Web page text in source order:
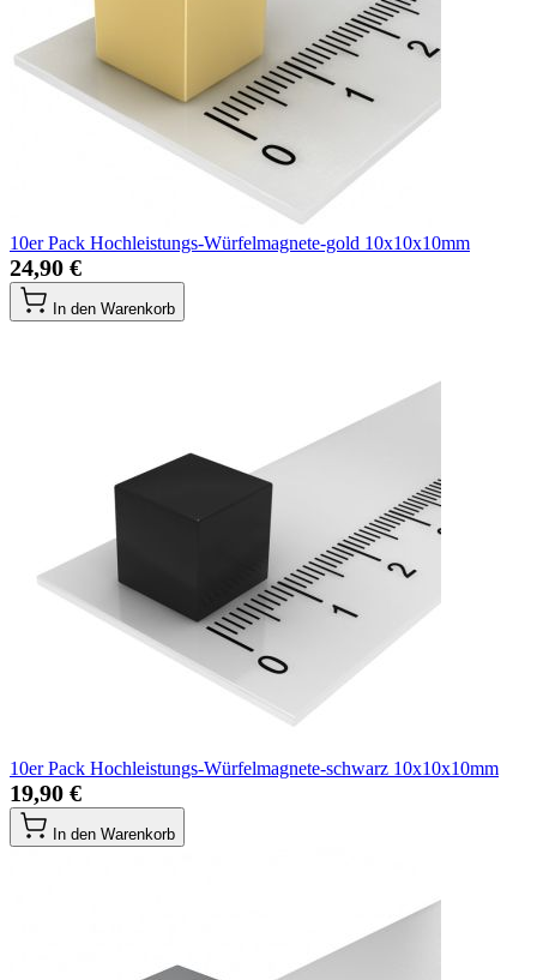
10er Pack Hochleistungs-Würfelmagnete-gold 10x10x10mm
24,90 €
In den Warenkorb
10er Pack Hochleistungs-Würfelmagnete-schwarz 10x10x10mm
19,90 €
In den Warenkorb